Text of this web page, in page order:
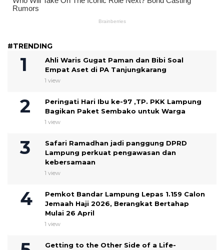
#TRENDING
Ahli Waris Gugat Paman dan Bibi Soal
Empat Aset di PA Tanjungkarang
1 view
Peringati Hari Ibu ke-97 ,TP. PKK Lampung
Bagikan Paket Sembako untuk Warga
1 view
Safari Ramadhan jadi panggung DPRD
Lampung perkuat pengawasan dan
kebersamaan
1 view
Pemkot Bandar Lampung Lepas 1.159 Calon
Jemaah Haji 2026, Berangkat Bertahap
Mulai 26 April
1 view
Getting to the Other Side of a Life-